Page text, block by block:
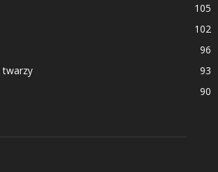
105
102
96
twarzy
93
90